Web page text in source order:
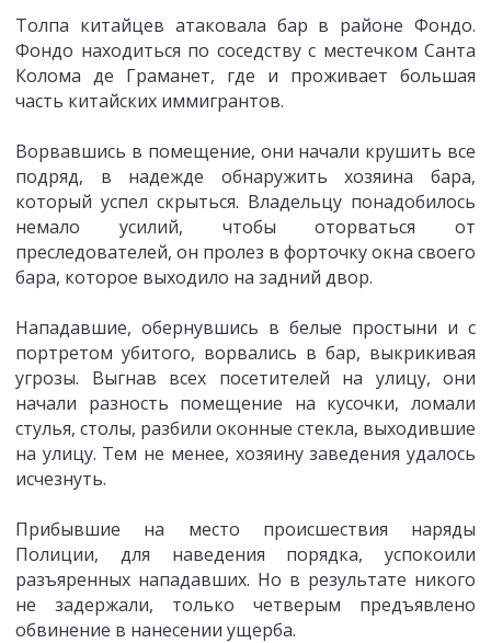
Толпа китайцев атаковала бар в районе Фондо.
Фондо находиться по соседству с местечком Санта
Колома де Граманет, где и проживает большая
часть китайских иммигрантов.
Ворвавшись в помещение, они начали крушить все
подряд, в надежде обнаружить хозяина бара,
который успел скрыться. Владельцу понадобилось
немало усилий, чтобы оторваться от
преследователей, он пролез в форточку окна своего
бара, которое выходило на задний двор.
Нападавшие, обернувшись в белые простыни и с
портретом убитого, ворвались в бар, выкрикивая
угрозы. Выгнав всех посетителей на улицу, они
начали разность помещение на кусочки, ломали
стулья, столы, разбили оконные стекла, выходившие
на улицу. Тем не менее, хозяину заведения удалось
исчезнуть.
Прибывшие на место происшествия наряды
Полиции, для наведения порядка, успокоили
разъяренных нападавших. Но в результате никого
не задержали, только четверым предъявлено
обвинение в нанесении ущерба.